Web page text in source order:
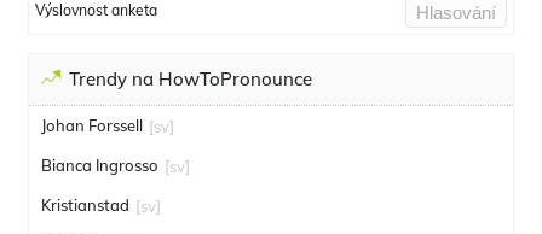
Výslovnost anketa Hlasování
Trendy na HowToPronounce
Johan Forssell [sv]
Bianca Ingrosso [sv]
Kristianstad [sv]